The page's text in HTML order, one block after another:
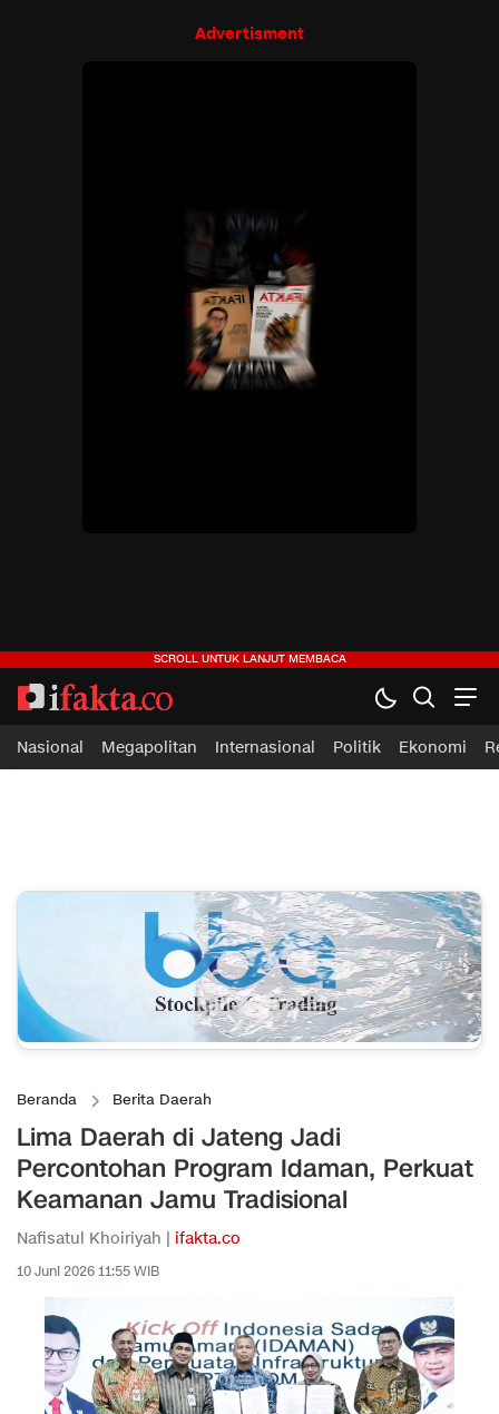
Advertisment
Nasional Megapolitan Internasional Politik Ekonomi
Beranda Berita Daerah
Lima Daerah di Jateng Jadi
Percontohan Program Idaman, Perkuat
Keamanan Jamu Tradisional
Nafisatul Khoiriyah | ifakta.co
10 Juni 2026 11:55 WIB